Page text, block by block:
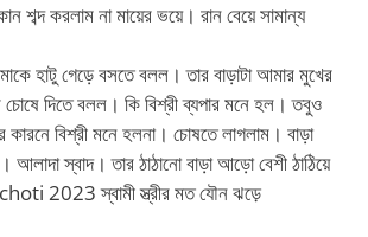
শব্দ করলাম না মায়ের ভয়ে। রান বেয়ে সামান্য
হাটু গেড়ে বসতে বলল। তার বাড়াটা আমার মুখের
দিতে বলল। কি বিশ্রী ব্যপার মনে হল। তবুও
কারনে বিশ্রী মনে হলনা। চোষতে লাগলাম। বাড়া
স্বাদ। তার ঠাঠানো বাড়া আড়ো বেশী ঠাঠিয়ে
2023 স্বামী স্ত্রীর মত যৌন ঝড়ে